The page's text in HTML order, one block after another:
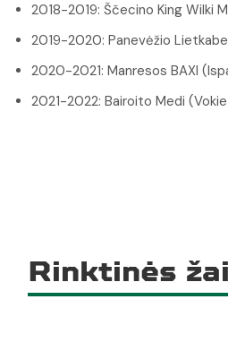
2018-2019: Ščecino King Wilki
2019-2020: Panevėžio
2020-2021: Manresos BAXI
2021-2022: Bairoito Medi
Rinktinės